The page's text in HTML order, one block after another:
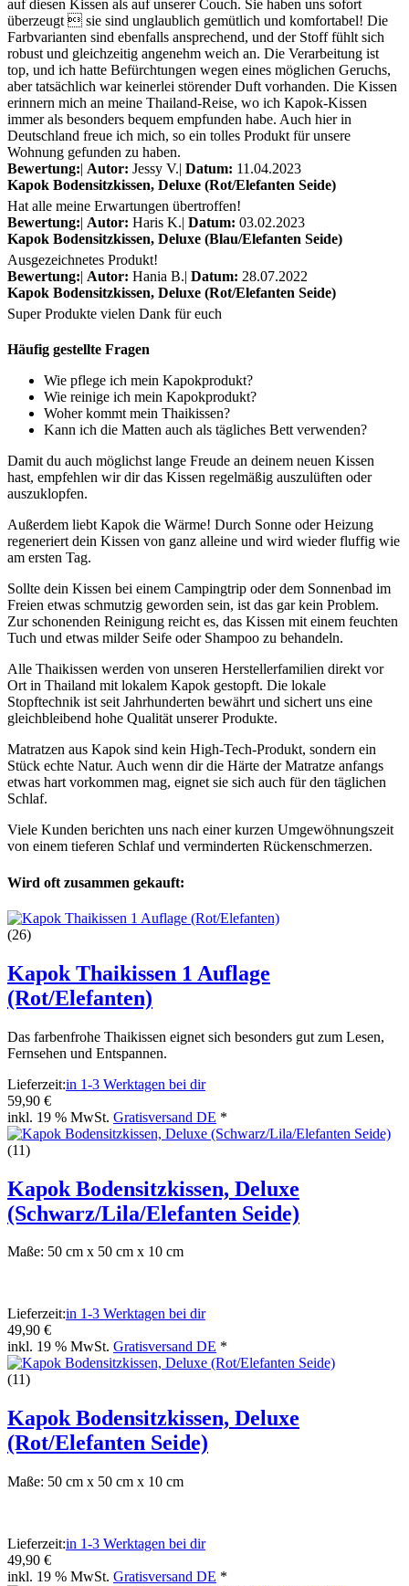
auf diesen Kissen als auf unserer Couch. Sie haben uns sofort
überzeugt  sie sind unglaublich gemütlich und komfortabel! Die
Farbvarianten sind ebenfalls ansprechend, und der Stoff fühlt sich
robust und gleichzeitig angenehm weich an. Die Verarbeitung ist
top, und ich hatte Befürchtungen wegen eines möglichen Geruchs,
aber tatsächlich war keinerlei störender Duft vorhanden. Die Kissen
erinnern mich an meine Thailand-Reise, wo ich Kapok-Kissen
immer als besonders bequem empfunden habe. Auch hier in
Deutschland freue ich mich, so ein tolles Produkt für unsere
Wohnung gefunden zu haben.
Bewertung:| Autor: Jessy V.| Datum: 11.04.2023
Kapok Bodensitzkissen, Deluxe (Rot/Elefanten Seide)
Hat alle meine Erwartungen übertroffen!
Bewertung:| Autor: Haris K.| Datum: 03.02.2023
Kapok Bodensitzkissen, Deluxe (Blau/Elefanten Seide)
Ausgezeichnetes Produkt!
Bewertung:| Autor: Hania B.| Datum: 28.07.2022
Kapok Bodensitzkissen, Deluxe (Rot/Elefanten Seide)
Super Produkte vielen Dank für euch
Häufig gestellte Fragen
Wie pflege ich mein Kapokprodukt?
Wie reinige ich mein Kapokprodukt?
Woher kommt mein Thaikissen?
Kann ich die Matten auch als tägliches Bett verwenden?
Damit du auch möglichst lange Freude an deinem neuen Kissen
hast, empfehlen wir dir das Kissen regelmäßig auszulüften oder
auszuklopfen.
Außerdem liebt Kapok die Wärme! Durch Sonne oder Heizung
regeneriert dein Kissen von ganz alleine und wird wieder fluffig wie
am ersten Tag.
Sollte dein Kissen bei einem Campingtrip oder dem Sonnenbad im
Freien etwas schmutzig geworden sein, ist das gar kein Problem.
Zur schonenden Reinigung reicht es, das Kissen mit einem feuchten
Tuch und etwas milder Seife oder Shampoo zu behandeln.
Alle Thaikissen werden von unseren Herstellerfamilien direkt vor
Ort in Thailand mit lokalem Kapok gestopft. Die lokale
Stopftechnik ist seit Jahrhunderten bewährt und sichert uns eine
gleichbleibend hohe Qualität unserer Produkte.
Matratzen aus Kapok sind kein High-Tech-Produkt, sondern ein
Stück echte Natur. Auch wenn dir die Härte der Matratze anfangs
etwas hart vorkommen mag, eignet sie sich auch für den täglichen
Schlaf.
Viele Kunden berichten uns nach einer kurzen Umgewöhnungszeit
von einem tieferen Schlaf und verminderten Rückenschmerzen.
Wird oft zusammen gekauft:
(26)
Kapok Thaikissen 1 Auflage
(Rot/Elefanten)
Das farbenfrohe Thaikissen eignet sich besonders gut zum Lesen,
Fernsehen und Entspannen.
Lieferzeit:in 1-3 Werktagen bei dir
59,90 €
inkl. 19 % MwSt. Gratisversand DE *
(11)
Kapok Bodensitzkissen, Deluxe
(Schwarz/Lila/Elefanten Seide)
Maße: 50 cm x 50 cm x 10 cm
Lieferzeit:in 1-3 Werktagen bei dir
49,90 €
inkl. 19 % MwSt. Gratisversand DE *
(11)
Kapok Bodensitzkissen, Deluxe
(Rot/Elefanten Seide)
Maße: 50 cm x 50 cm x 10 cm
Lieferzeit:in 1-3 Werktagen bei dir
49,90 €
inkl. 19 % MwSt. Gratisversand DE *